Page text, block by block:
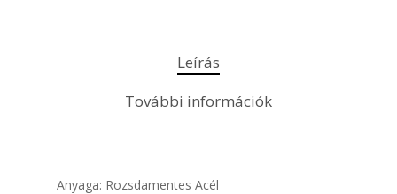
Leírás
További információk
Anyaga: Rozsdamentes Acél